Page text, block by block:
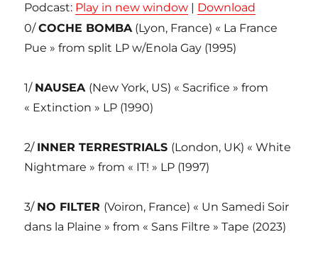
Podcast: Play in new window | Download
0/COCHE BOMBA(Lyon, France) « La France
Pue » from split LP w/Enola Gay (1995)
1/ NAUSEA (New York, US) « Sacrifice » from
« Extinction » LP (1990)
2/ INNER TERRESTRIALS (London, UK) « White
Nightmare » from « IT! » LP (1997)
3/ NO FILTER (Voiron, France) « Un Samedi Soir
dans la Plaine » from « Sans Filtre » Tape (2023)